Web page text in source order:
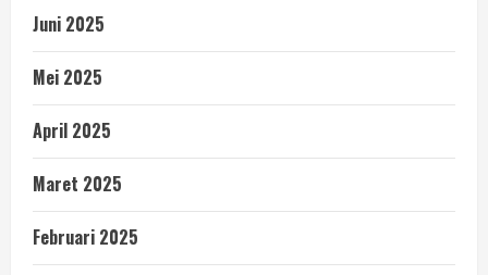
Juni 2025
Mei 2025
April 2025
Maret 2025
Februari 2025